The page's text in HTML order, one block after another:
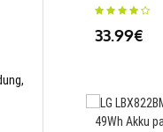
33.99€
49Wh Akku